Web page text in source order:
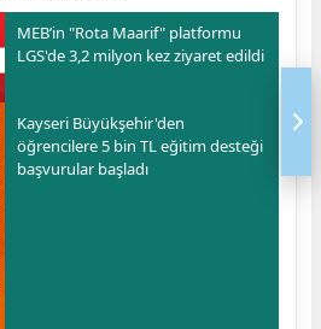
MEB’in "Rota Maarif" platformu
LGS'de 3,2 milyon kez ziyaret edildi
Kayseri Büyükşehir'den
öğrencilere 5 bin TL eğitim desteği
başvurular başladı